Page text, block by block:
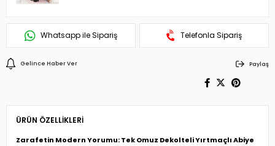
Whatsapp ile Sipariş Telefonla Sipariş
Gelince Haber Ver Paylaş
ÜRÜN ÖZELLIKLERI
Zarafetin Modern Yorumu: Tek Omuz Dekolteli Yırtmaçlı Abiye